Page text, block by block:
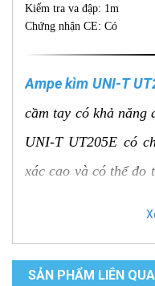
Kiểm tra va đập: 1m
Chứng nhận CE: Có
Ampe kìm UNI-T
cầm tay có khả năng
UNI-T UT205E có
xác cao và có thể đo
trữ và xuất dữ liệu
SẢN PHẨM LIÊN